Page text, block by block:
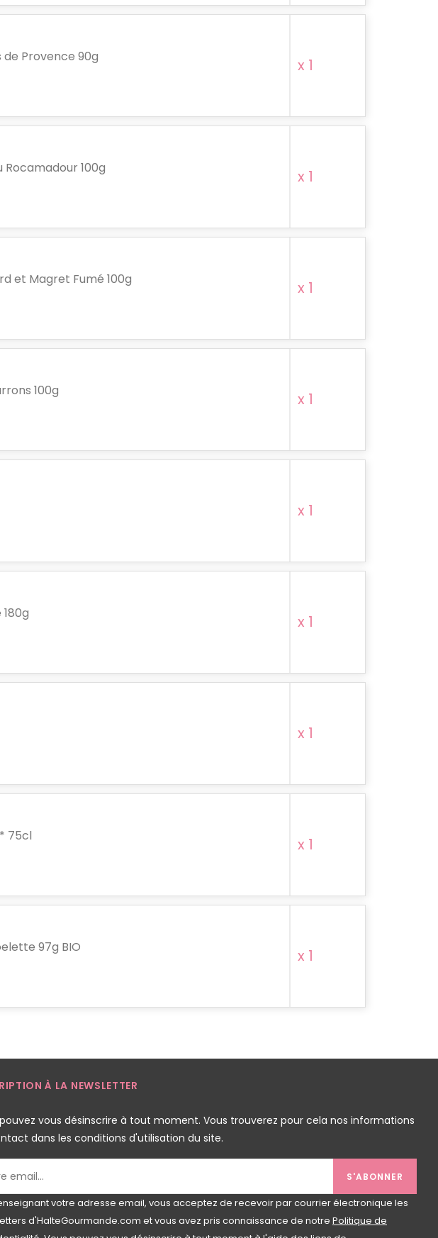
Provence 90g x 1
100g x 1
et Magret Fumé 100g x 1
100g x 1
x 1
x 1
x 1
75cl x 1
97g BIO x 1
À LA NEWSLETTER
vous désinscrire à tout moment. Vous trouverez pour cela nos informations
dans les conditions d'utilisation du site.
S'ABONNER
votre adresse email, vous acceptez de recevoir par courrier électronique les
d'HalteGourmande.com et vous avez pris connaissance de notre Politique de